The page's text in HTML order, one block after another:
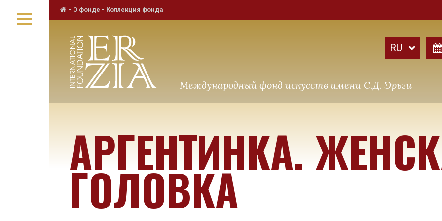
- О фонде - Коллекция фонда
Международный фонд искусств имени С.Д. Эрьзи
АРГЕНТИНКА.
ГОЛОВКА